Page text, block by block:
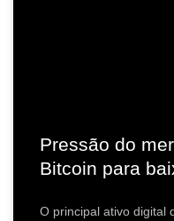
Pressão do
Bitcoin para
O principal ativo digital